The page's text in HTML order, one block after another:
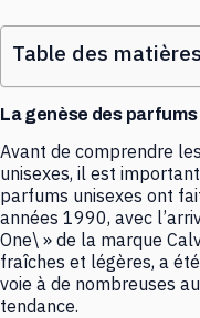
Table des matières
La genèse des
Avant de comprendre
unisexes, il est
parfums unisexes ont
années 1990, avec
One\ » de la marque
fraîches et légères, a
voie à de nombreuses
tendance.